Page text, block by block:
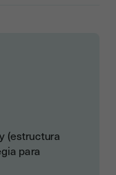
(estructura
para